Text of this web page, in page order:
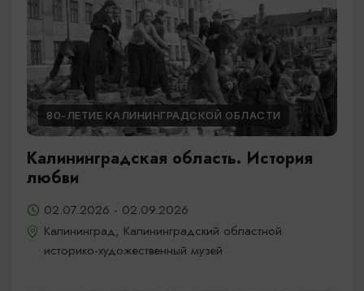
80-ЛЕТИЕ КАЛИНИНГРАДСКОЙ ОБЛАСТИ
Калининградская область. История
любви
02.07.2026 - 02.09.2026
Калининград, Калининградский областной
историко-художественный музей